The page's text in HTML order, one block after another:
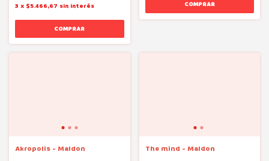
3 x $5.466,67 sin interés
Akropolis - Maldon The mind - Maldon